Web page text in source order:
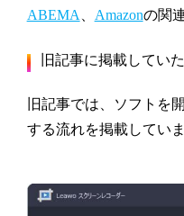
ABEMA
Amazonの関
旧記事に掲載してい
旧記事では、ソフトを
する流れを掲載していま